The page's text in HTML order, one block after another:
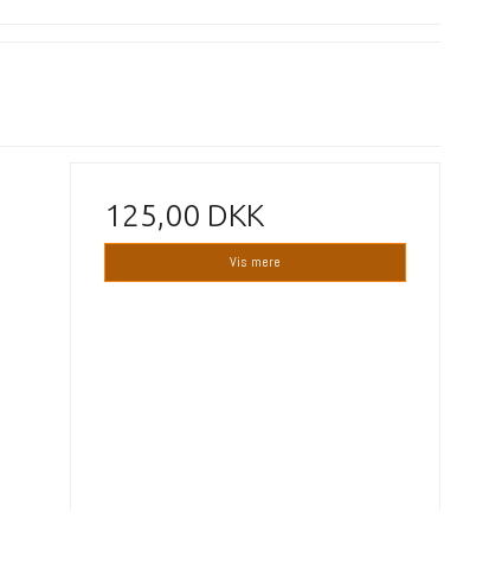
125,00 DKK
Vis mere